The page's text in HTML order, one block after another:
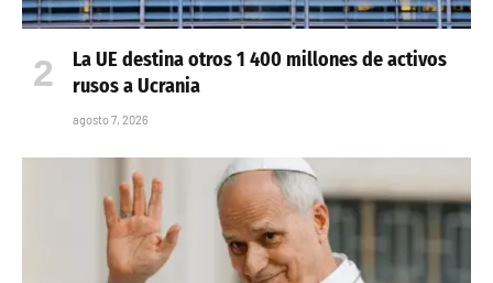
La UE destina otros 1 400 millones de activos
rusos a Ucrania
agosto 7, 2026